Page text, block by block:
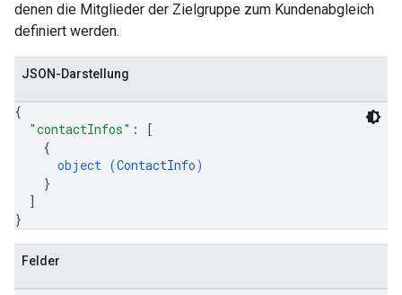
denen die Mitglieder der Zielgruppe zum Kundenabgleich
definiert werden.
JSON-Darstellung
{
"contactInfos" :
[
{
object (ContactInfo)
}
]
}
Felder